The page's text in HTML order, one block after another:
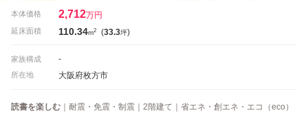
本体価格 2,712万円
延床面積 110.34m2 (33.3坪)
家族構成 -
所在地 大阪府枚方市
読書を楽しむ ｜耐震・免震・制震｜2階建て｜省エネ・創エネ・エコ（eco）